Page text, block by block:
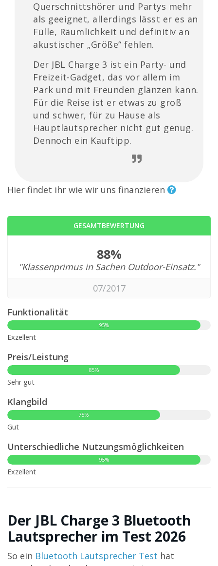
Querschnittshörer und Partys mehr
als geeignet, allerdings lässt er es an
Fülle, Räumlichkeit und definitiv an
akustischer „Größe“ fehlen.
Der JBL Charge 3 ist ein Party- und
Freizeit-Gadget, das vor allem im
Park und mit Freunden glänzen kann.
Für die Reise ist er etwas zu groß
und schwer, für zu Hause als
Hauptlautsprecher nicht gut genug.
Dennoch ein Kauftipp.
Hier findet ihr wie wir uns finanzieren
GESAMTBEWERTUNG
88%
"Klassenprimus in Sachen Outdoor-Einsatz."
07/2017
Funktionalität
95%
Exzellent
Preis/Leistung
85%
Sehr gut
Klangbild
75%
Gut
Unterschiedliche Nutzungsmöglichkeiten
95%
Exzellent
Der JBL Charge 3 Bluetooth
Lautsprecher im Test 2026
So ein Bluetooth Lautsprecher Test hat